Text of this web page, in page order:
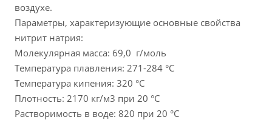
воздухе.
Параметры, характеризующие основные свойства
нитрит натрия:
Молекулярная масса: 69,0 г/моль
Температура плавления: 271-284 °C
Температура кипения: 320 °C
Плотность: 2170 кг/м3 при 20 °C
Растворимость в воде: 820 при 20 °C